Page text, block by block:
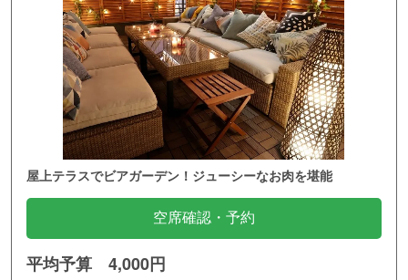
屋上テラスでビアガーデン！ジューシーなお肉を堪能
空席確認・予約
平均予算 4,000円